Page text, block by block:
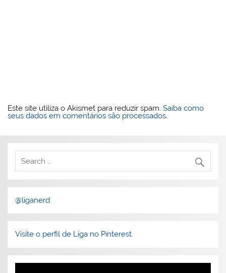
Este site utiliza o Akismet para reduzir spam.Saiba como
seus dados em comentários são processados.
@liganerd
Visite o perfil de Liga no Pinterest.
Tocador